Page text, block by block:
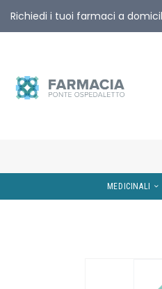
Richiedi i tuoi farmaci a